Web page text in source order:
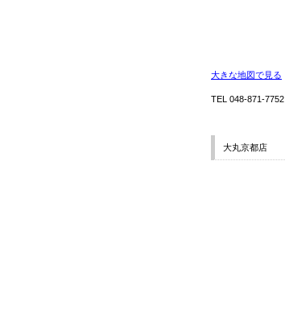
大きな地図で見る
TEL 048-871-7752
大丸京都店